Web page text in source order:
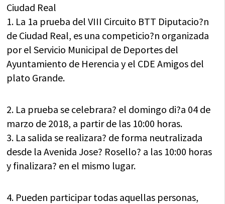
Ciudad Real
1. La 1a prueba del VIII Circuito BTT Diputacio?n
de Ciudad Real, es una competicio?n organizada
por el Servicio Municipal de Deportes del
Ayuntamiento de Herencia y el CDE Amigos del
plato Grande.
2. La prueba se celebrara? el domingo di?a 04 de
marzo de 2018, a partir de las 10:00 horas.
3. La salida se realizara? de forma neutralizada
desde la Avenida Jose? Rosello? a las 10:00 horas
y finalizara? en el mismo lugar.
4. Pueden participar todas aquellas personas,